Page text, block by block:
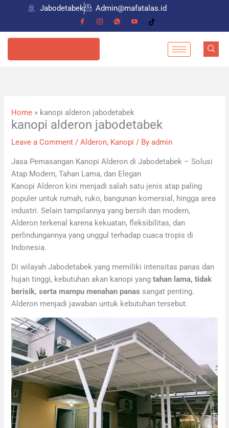
content
Jabodetabek Admin@mafatalas.id
Home » kanopi alderon jabodetabek
kanopi alderon jabodetabek
Leave a Comment /Alderon, Kanopi / Byadmin
Jasa Pemasangan Kanopi Alderon di Jabodetabek – Solusi
Atap Modern, Tahan Lama, dan Elegan
Kanopi Alderon kini menjadi salah satu jenis atap paling
populer untuk rumah, ruko, bangunan komersial, hingga area
industri. Selain tampilannya yang bersih dan modern,
Alderon terkenal karena kekuatan, fleksibilitas, dan
perlindungannya yang unggul terhadap cuaca tropis di
Indonesia.
Di wilayah Jabodetabek yang memiliki intensitas panas dan
hujan tinggi, kebutuhan akan kanopi yangtahan lama, tidak
berisik, serta mampu menahan panas sangat penting.
Alderon menjadi jawaban untuk kebutuhan tersebut.